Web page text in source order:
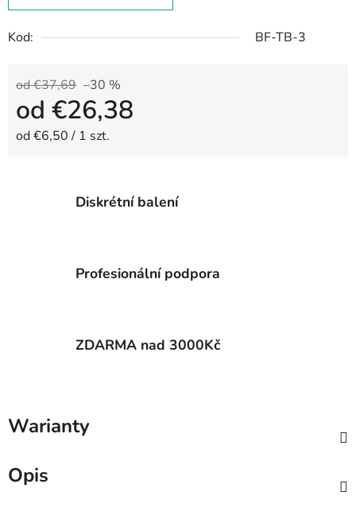
Kod: BF-TB-3
od €37,69 –30 %
od €26,38
Cena jednostkowa:
od €6,50 / 1 szt.
Diskrétní balení
Profesionální podpora
ZDARMA nad 3000Kč
Warianty
Opis